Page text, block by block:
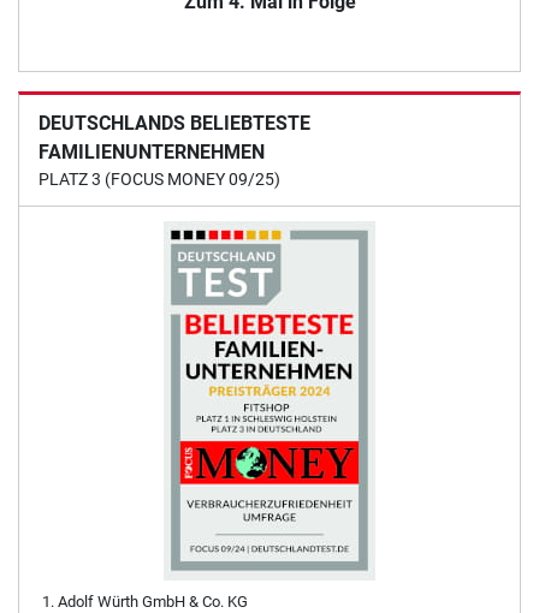
DEUTSCHLANDS BELIEBTESTE
FAMILIENUNTERNEHMEN
PLATZ 3 (FOCUS MONEY 09/25)
Adolf Würth GmbH & Co. KG